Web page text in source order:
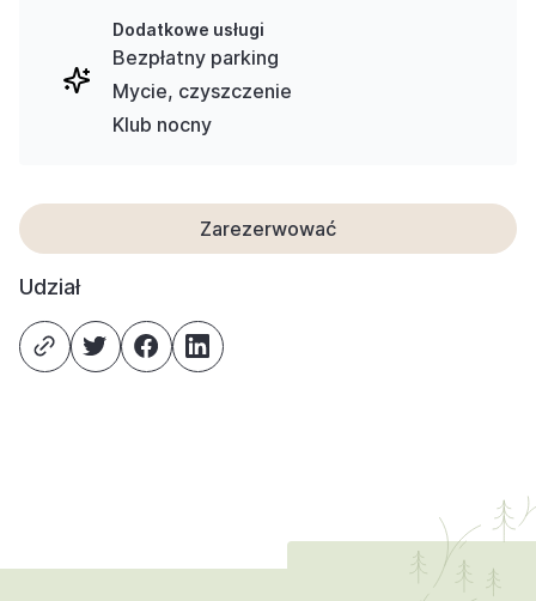
Dodatkowe usługi
Bezpłatny parking
Mycie, czyszczenie
Klub nocny
Zarezerwować
Udział